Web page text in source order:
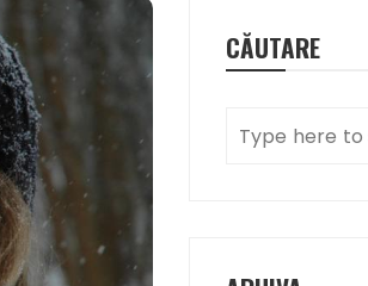
CĂUTARE